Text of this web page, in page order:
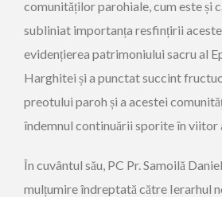
comunităților parohiale, cum este și
subliniat importanța resfințirii
evidențierea patrimoniului sacru al
Harghitei și a punctat succint
preotului paroh și a acestei
îndemnul continuării sporiteîn viitor
În cuvântul său, PC Pr. Samoilă D
mulțumire îndreptată către Ierarhul